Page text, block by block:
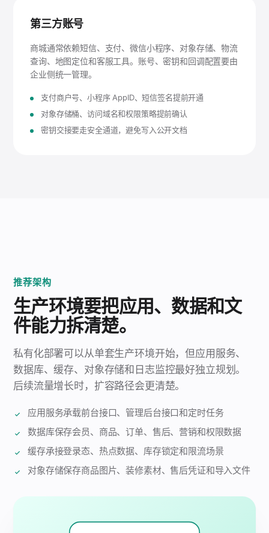
第三方账号
商城通常依赖短信、支付、微信小程序、对象存储、物流
查询、地图定位和客服工具。账号、密钥和回调配置要由
企业侧统一管理。
支付商户号、小程序 AppID、短信签名提前开通
对象存储桶、访问域名和权限策略提前确认
密钥交接要走安全通道，避免写入公开文档
推荐架构
生产环境要把应用、数据和文
件能力拆清楚。
私有化部署可以从单套生产环境开始，但应用服务、
数据库、缓存、对象存储和日志监控最好独立规划。
后续流量增长时，扩容路径会更清楚。
应用服务承载前台接口、管理后台接口和定时任务
数据库保存会员、商品、订单、售后、营销和权限数据
缓存承接登录态、热点数据、库存锁定和限流场景
对象存储保存商品图片、装修素材、售后凭证和导入文件